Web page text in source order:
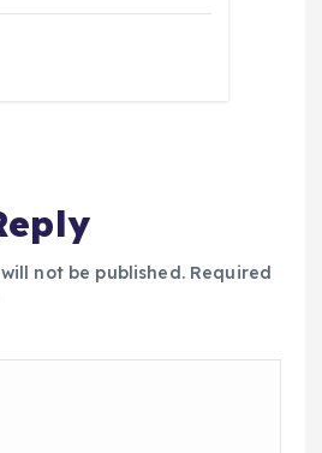
not be published. Required